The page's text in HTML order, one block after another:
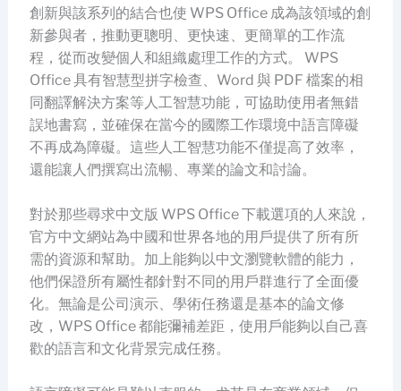
創新與該系列的結合也使 WPS Office 成為該領域的創
新參與者，推動更聰明、更快速、更簡單的工作流
程，從而改變個人和組織處理工作的方式。 WPS
Office 具有智慧型拼字檢查、Word 與 PDF 檔案的相
同翻譯解決方案等人工智慧功能，可協助使用者無錯
誤地書寫，並確保在當今的國際工作環境中語言障礙
不再成為障礙。這些人工智慧功能不僅提高了效率，
還能讓人們撰寫出流暢、專業的論文和討論。
對於那些尋求中文版 WPS Office 下載選項的人來說，
官方中文網站為中國和世界各地的用戶提供了所有所
需的資源和幫助。加上能夠以中文瀏覽軟體的能力，
他們保證所有屬性都針對不同的用戶群進行了全面優
化。無論是公司演示、學術任務還是基本的論文修
改，WPS Office 都能彌補差距，使用戶能夠以自己喜
歡的語言和文化背景完成任務。